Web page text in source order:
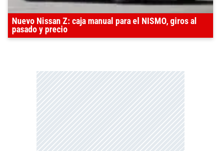
Nuevo Nissan Z: caja manual para el NISMO, giros al
pasado y precio